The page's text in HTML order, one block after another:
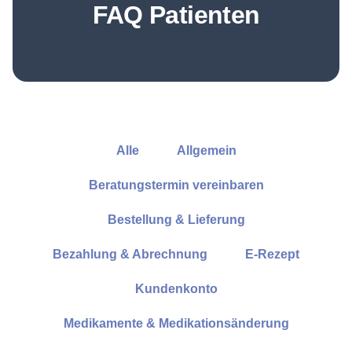
FAQ Patienten
Alle Allgemein
Beratungstermin vereinbaren
Bestellung & Lieferung
Bezahlung & Abrechnung E-Rezept
Kundenkonto
Medikamente & Medikationsänderung